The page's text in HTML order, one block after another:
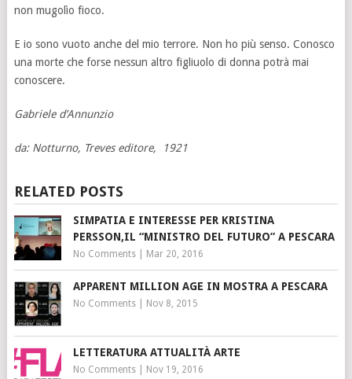
non mugolìo fioco.
E io sono vuoto anche del mio terrore. Non ho più senso. Conosco
una morte che forse nessun altro figliuolo di donna potrà mai
conoscere.
Gabriele d’Annunzio
da: Notturno, Treves editore, 1921
RELATED POSTS
SIMPATIA E INTERESSE PER KRISTINA
PERSSON,IL “MINISTRO DEL FUTURO” A PESCARA
No Comments| Mar 20, 2016
APPARENT MILLION AGE IN MOSTRA A PESCARA
No Comments| Nov 8, 2015
LETTERATURA ATTUALITÀ ARTE
No Comments| Nov 19, 2016